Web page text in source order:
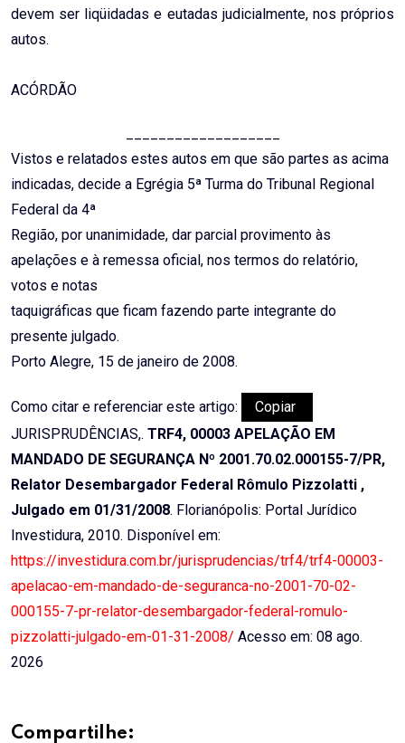
devem ser liqüidadas e eutadas judicialmente, nos próprios
autos.
ACÓRDÃO
Vistos e relatados estes autos em que são partes as acima
indicadas, decide a Egrégia 5ª Turma do Tribunal Regional
Federal da 4ª
Região, por unanimidade, dar parcial provimento às
apelações e à remessa oficial, nos termos do relatório,
votos e notas
taquigráficas que ficam fazendo parte integrante do
presente julgado.
Porto Alegre, 15 de janeiro de 2008.
Como citar e referenciar este artigo:
Copiar
JURISPRUDÊNCIAS,. TRF4, 00003 APELAÇÃO EM
MANDADO DE SEGURANÇA Nº 2001.70.02.000155-7/PR,
Relator Desembargador Federal Rômulo Pizzolatti ,
Julgado em 01/31/2008. Florianópolis: Portal Jurídico
Investidura, 2010. Disponível em:
https://investidura.com.br/jurisprudencias/trf4/trf4-00003-
apelacao-em-mandado-de-seguranca-no-2001-70-02-
000155-7-pr-relator-desembargador-federal-romulo-
pizzolatti-julgado-em-01-31-2008/ Acesso em: 08 ago.
2026
Compartilhe: